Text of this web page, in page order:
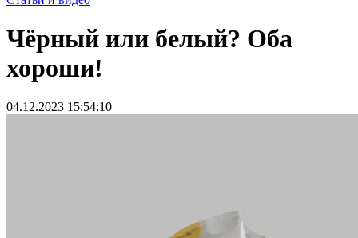
Чёрный или белый? Оба
хороши!
04.12.2023 15:54:10